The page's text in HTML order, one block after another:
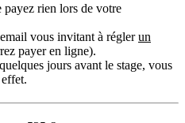
payez rien lors de votre
vous invitant à régler un
payer en ligne).
jours avant le stage, vous